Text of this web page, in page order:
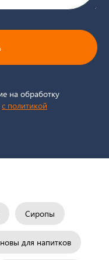
на обработку
c политикой
Сиропы
для напитков